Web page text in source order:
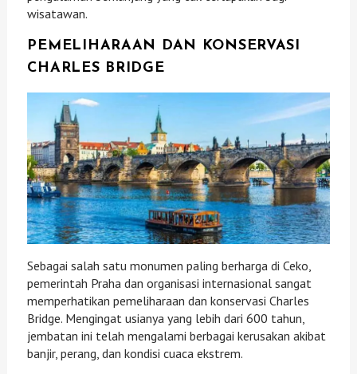
wisatawan.
PEMELIHARAAN DAN KONSERVASI
CHARLES BRIDGE
Sebagai salah satu monumen paling berharga di Ceko,
pemerintah Praha dan organisasi internasional sangat
memperhatikan pemeliharaan dan konservasi Charles
Bridge. Mengingat usianya yang lebih dari 600 tahun,
jembatan ini telah mengalami berbagai kerusakan akibat
banjir, perang, dan kondisi cuaca ekstrem.